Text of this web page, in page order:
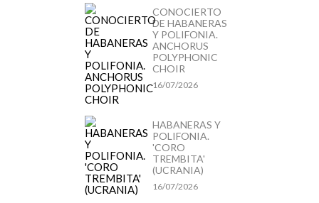
CONOCIERTO
DE HABANERAS
Y POLIFONIA.
ANCHORUS
POLYPHONIC
CHOIR
16/07/2026
HABANERAS Y
POLIFONIA.
'CORO
TREMBITA'
(UCRANIA)
16/07/2026